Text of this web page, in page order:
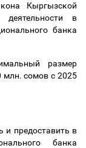
Кыргызской
в
банка
размер
млн. сомов с 2025
и предоставить в
банка